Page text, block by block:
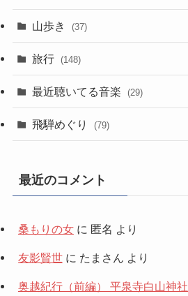
山歩き (37)
旅行 (148)
最近聴いてる音楽 (29)
飛騨めぐり (79)
最近のコメント
桑もりの女に 匿名 より
友影賢世に たまさん より
奥越紀行（前編） 平泉寺白山神社